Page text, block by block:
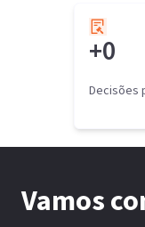
+0
Decisões
Vamos